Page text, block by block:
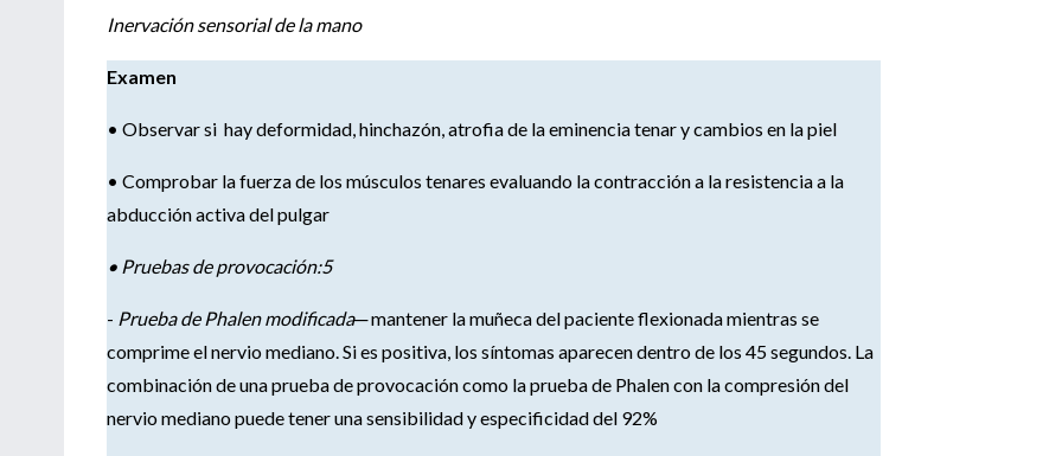
Inervación sensorial de la mano
Examen
• Observar si hay deformidad, hinchazón, atrofia de la eminencia tenar y cambios en la piel
• Comprobar la fuerza de los músculos tenares evaluando la contracción a la resistencia a la
abducción activa del pulgar
• Pruebas de provocación:5
- Prueba de Phalen modificada─mantener la muñeca del paciente flexionada mientras se
comprime el nervio mediano. Si es positiva, los síntomas aparecen dentro de los 45 segundos. La
combinación de una prueba de provocación como la prueba de Phalen con la compresión del
nervio mediano puede tener una sensibilidad y especificidad del 92%